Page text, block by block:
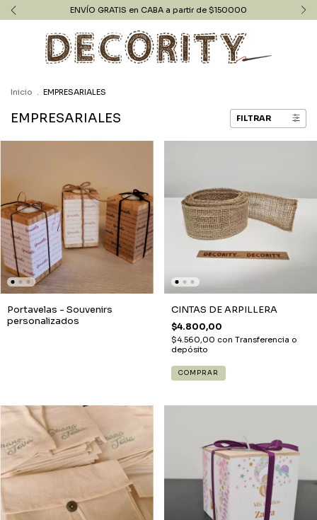
ENVÍO GRATIS en CABA a partir de $150000
Inicio EMPRESARIALES
EMPRESARIALES FILTRAR
Portavelas - Souvenirs
personalizados
CINTAS DE ARPILLERA
$4.800,00
$4.560,00 con Transferencia o
depósito
COMPRAR